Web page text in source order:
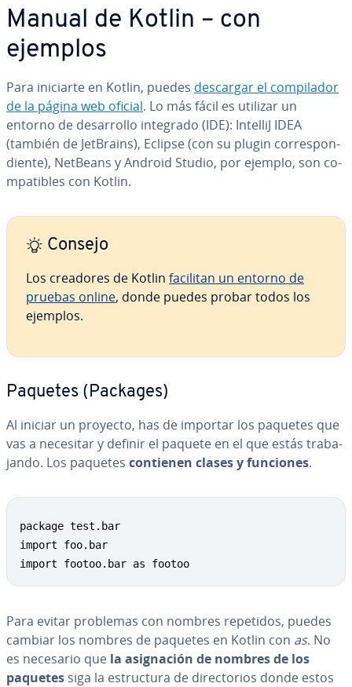
Manual de Kotlin – con
ejemplos
Para iniciarte en Kotlin, puedes descargar el co­m­pi­la­dor
de la página web oficial. Lo más fácil es utilizar un
entorno de de­sa­rro­llo integrado (IDE): IntelliJ IDEA
(también de JetBrains), Eclipse (con su plugin co­rre­s­po­n­
die­n­te), NetBeans y Android Studio, por ejemplo, son co­
m­pa­ti­bles con Kotlin.
Consejo
Los creadores de Kotlin facilitan un entorno de
pruebas online, donde puedes probar todos los
ejemplos.
Paquetes (Packages)
Al iniciar un proyecto, has de importar los paquetes que
vas a necesitar y definir el paquete en el que estás tra­ba­
ja­n­do. Los paquetes contienen clases y funciones.
package test.bar
import foo.bar
import footoo.bar as footoo
Para evitar problemas con nombres repetidos, puedes
cambiar los nombres de paquetes en Kotlin con as. No
es necesario que la asi­g­na­ción de nombres de los
paquetes siga la es­tru­c­tu­ra de di­re­c­to­rios donde estos